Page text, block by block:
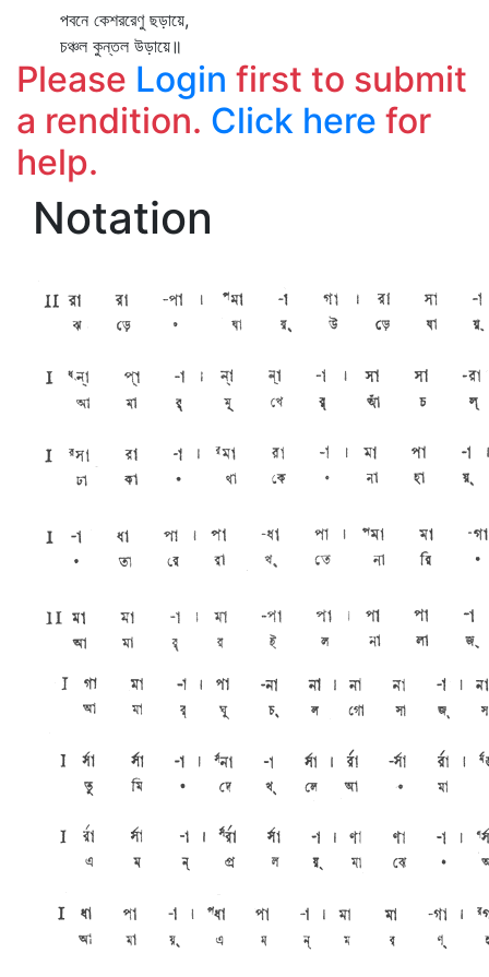
পবনে কেশররেণু ছড়ায়ে,
চঞ্চল কুন্তল উড়ায়ে॥
Please Login first to submit
a rendition. Click here for
help.
Notation